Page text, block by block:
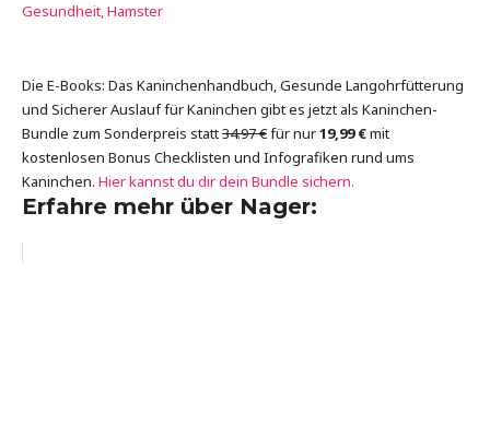
Gesundheit,Hamster
Die E-Books: Das Kaninchenhandbuch, Gesunde Langohrfütterung
und Sicherer Auslauf für Kaninchen gibt es jetzt als Kaninchen-
Bundle zum Sonderpreis statt34.97 €für nur19,99 €mit
kostenlosen Bonus Checklisten und Infografiken rund ums
Kaninchen. Hier kannst du dir dein Bundle sichern.
Erfahre mehr über Nager: